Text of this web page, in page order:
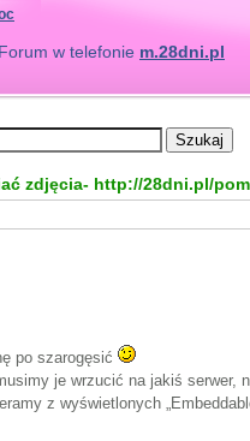
Forum w telefonie m.28dni.pl
zdjęcia- http://28dni.pl/
po szarogęsić
je wrzucić na jakiś serwer,
z wyświetlonych